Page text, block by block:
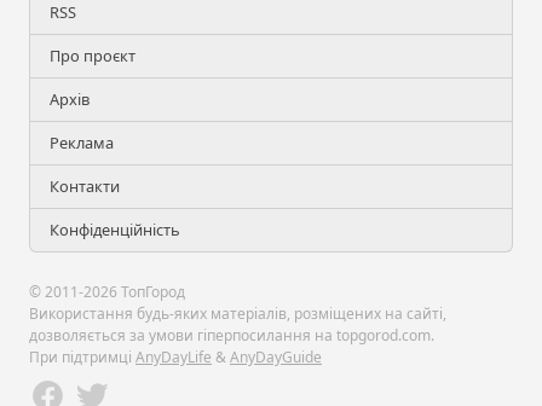
RSS
Про проєкт
Архів
Реклама
Контакти
Конфіденційність
© 2011-2026 ТопГород
Використання будь-яких матеріалів, розміщених на сайті,
дозволяється за умови гіперпосилання на topgorod.com.
При підтримці AnyDayLife &AnyDayGuide